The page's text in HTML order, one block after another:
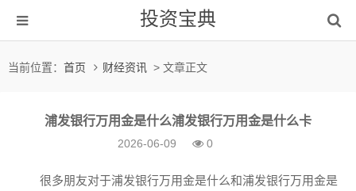
投资宝典
当前位置： 首页 财经资讯 > 文章正文
浦发银行万用金是什么浦发银行万用金是什么卡
2026-06-09 0
很多朋友对于浦发银行万用金是什么和浦发银行万用金是